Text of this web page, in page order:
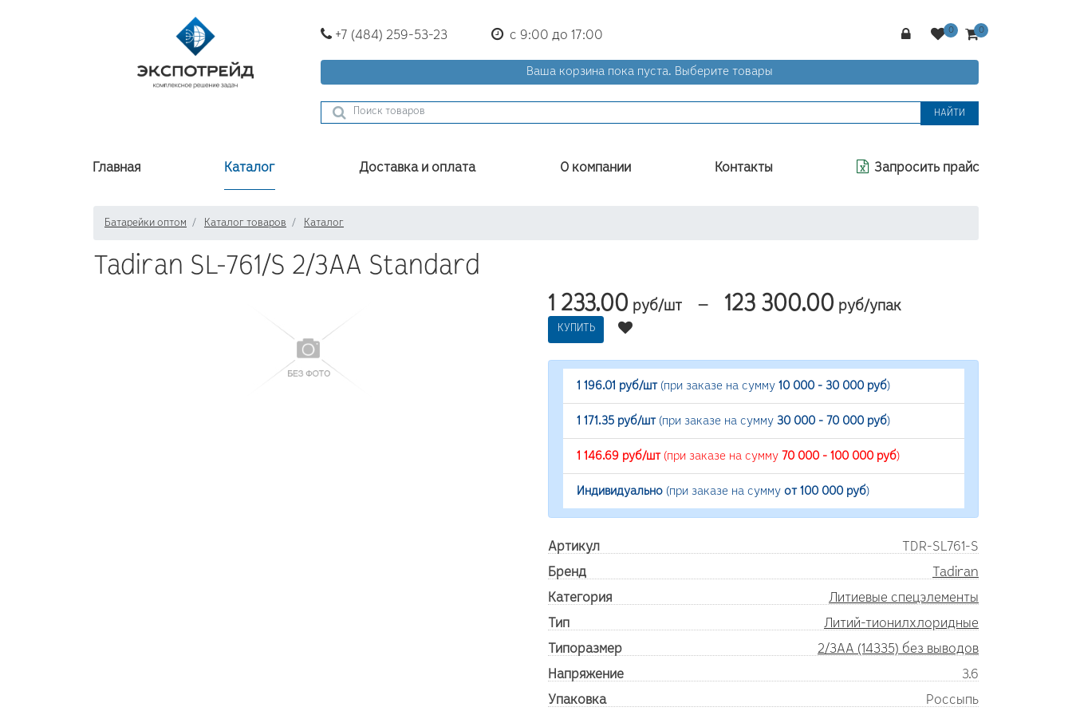
+7 (484) 259-53-23 с 9:00 до 17:00
Ваша корзина пока пуста. Выберите товары
НАЙТИ
Главная Каталог Доставка и оплата О компании Контакты Запросить прайс
Батарейки оптом Каталог товаров Каталог
Tadiran SL-761/S 2/3AA Standard
1 233.00 руб/шт — 123 300.00 руб/упак
КУПИТЬ
1 196.01 руб/шт(при заказе на сумму 10 000 - 30 000 руб)
1 171.35 руб/шт(при заказе на сумму 30 000 - 70 000 руб)
1 146.69 руб/шт(при заказе на сумму 70 000 - 100 000 руб)
Индивидуально (при заказе на сумму от 100 000 руб)
Артикул
TDR-SL761-S
Бренд
Tadiran
Категория
Литиевые спецэлементы
Тип
Литий-тионилхлоридные
Типоразмер
2/3AA (14335) без выводов
Напряжение
3.6
Упаковка
Россыпь